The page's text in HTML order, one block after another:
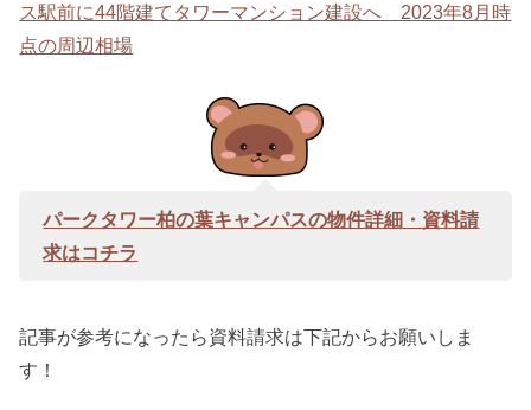
ス駅前に44階建てタワーマンション建設へ 2023年8月時
点の周辺相場
パークタワー柏の葉キャンパスの物件詳細・資料請
求はコチラ
記事が参考になったら資料請求は下記からお願いしま
す！